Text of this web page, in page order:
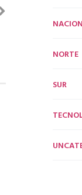
NORTE
SUR